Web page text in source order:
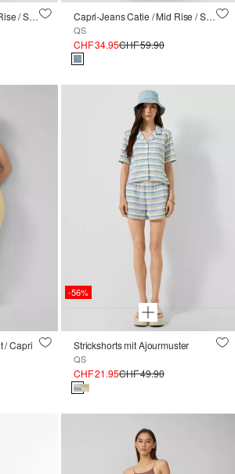
Capri-Jeans Catie / Mid Rise / Slim Fit Capri-Jeans Catie / Mid Rise / Slim Fit
QS
CHF 34.95CHF 59.90
/ Capri
-56%
Strickshorts mit Ajourmuster
QS
CHF 21.95CHF 49.90